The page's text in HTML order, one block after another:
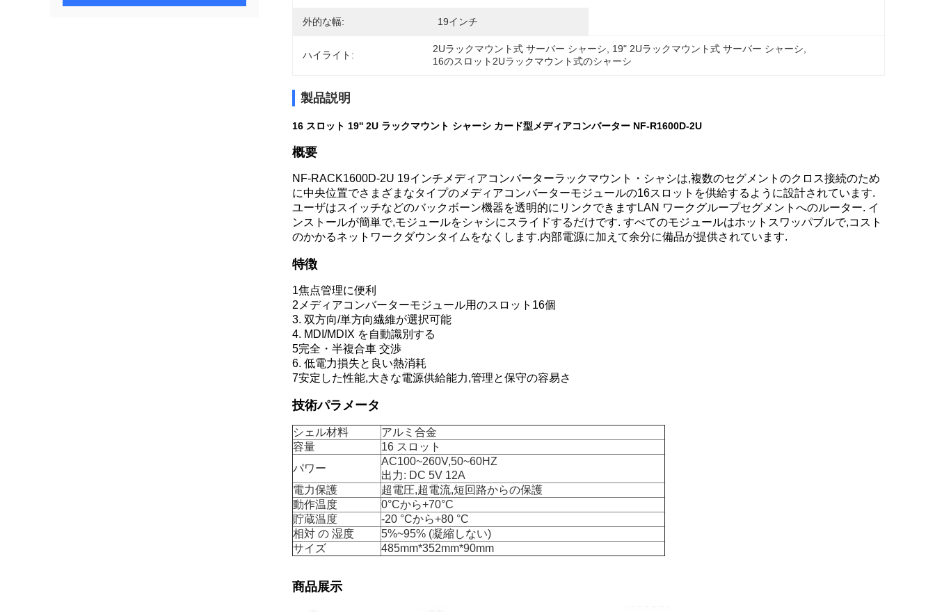
外的な幅: 19インチ
ハイライト:
2Uラックマウント式 サーバー シャーシ 19" 2Uラックマウント式 サーバー シャーシ
16のスロット2Uラックマウント式のシャーシ
製品説明
16 スロット 19'' 2U ラックマウント シャーシ カード型メディアコンバーター NF-R1600D-2U
概要
NF-RACK1600D-2U 19インチメディアコンバーターラックマウント・シャシは,複数のセグメントのクロス接続のため
に中央位置でさまざまなタイプのメディアコンバーターモジュールの16スロットを供給するように設計されています.
ユーザはスイッチなどのバックボーン機器を透明的にリンクできますLAN ワークグループセグメントへのルーター. イ
ンストールが簡単で,モジュールをシャシにスライドするだけです. すべてのモジュールはホットスワッパブルで,コスト
のかかるネットワークダウンタイムをなくします.内部電源に加えて余分に備品が提供されています.
特徴
1焦点管理に便利
2メディアコンバーターモジュール用のスロット16個
3. 双方向/単方向繊維が選択可能
4. MDI/MDIX を自動識別する
5完全・半複合車 交渉
6. 低電力損失と良い熱消耗
7安定した性能,大きな電源供給能力,管理と保守の容易さ
技術パラメータ
シェル材料
アルミ合金
容量
16 スロット
パワー
AC100~260V,50~60HZ
出力: DC 5V 12A
電力保護
超電圧,超電流,短回路からの保護
動作温度
0°Cから+70°C
貯蔵温度
-20 °Cから+80 °C
相対 の 湿度
5%~95% (凝縮しない)
サイズ
485mm*352mm*90mm
商品展示